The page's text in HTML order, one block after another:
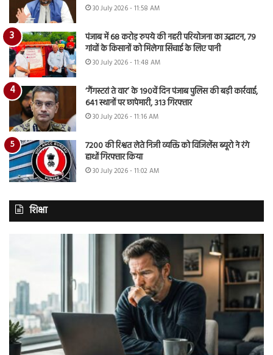
30 July 2026 - 11:58 AM
पंजाब में 68 करोड़ रुपये की नहरी परियोजना का उद्घाटन, 79
गांवों के किसानों को मिलेगा सिंचाई के लिए पानी
30 July 2026 - 11:48 AM
‘गैंगस्टरां ते वार’ के 190वें दिन पंजाब पुलिस की बड़ी कार्रवाई,
641 स्थानों पर छापेमारी, 313 गिरफ्तार
30 July 2026 - 11:16 AM
7200 की रिश्वत लेते निजी व्यक्ति को विजिलेंस ब्यूरो ने रंगे
हाथों गिरफ्तार किया
30 July 2026 - 11:02 AM
शिक्षा